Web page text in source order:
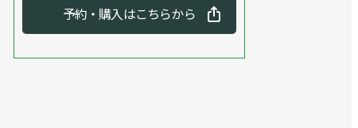
予約・購入はこちらから